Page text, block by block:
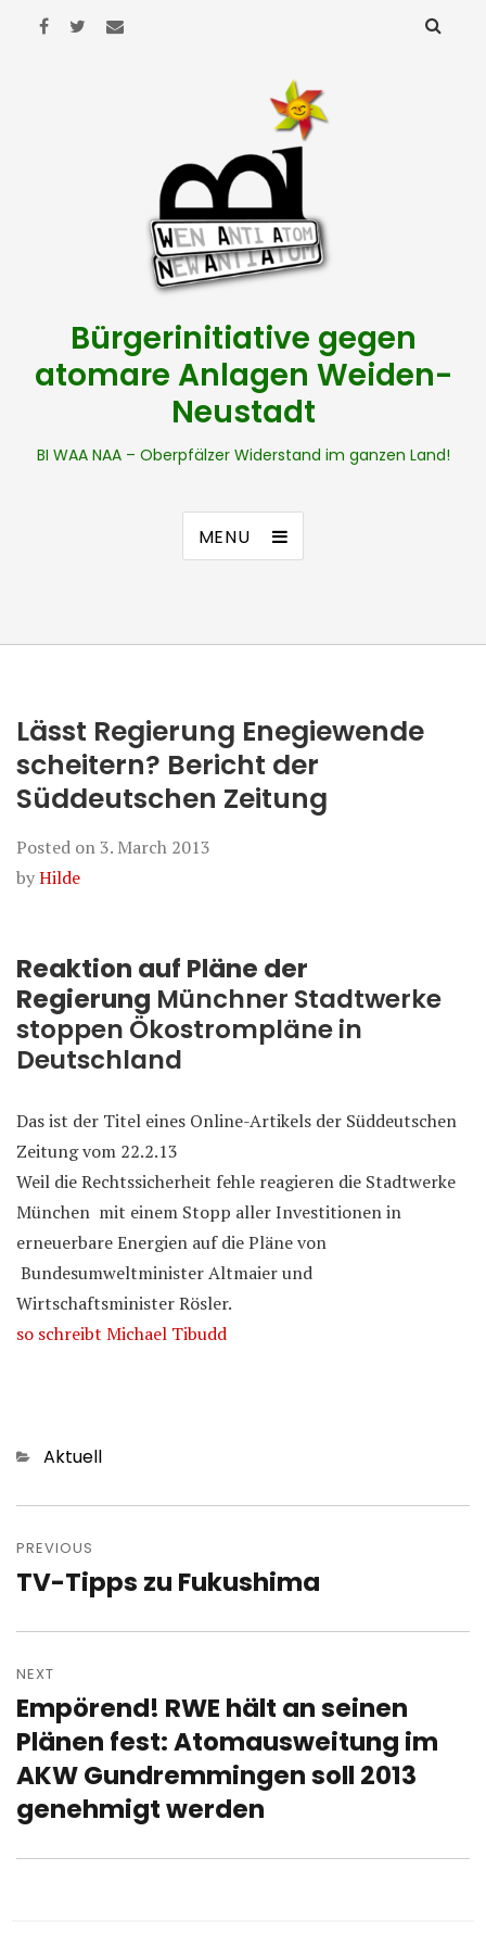
Bürgerinitiative gegen
atomare Anlagen Weiden-
Neustadt
BI WAA NAA – Oberpfälzer Widerstand im ganzen Land!
MENU
Lässt Regierung Enegiewende
scheitern? Bericht der
Süddeutschen Zeitung
Posted on 3. March 2013
byHilde
Reaktion auf Pläne der
Regierung Münchner Stadtwerke
stoppen Ökostrompläne in
Deutschland
Das ist der Titel eines Online-Artikels der Süddeutschen
Zeitung vom 22.2.13
Weil die Rechtssicherheit fehle reagieren die Stadtwerke
München mit einem Stopp aller Investitionen in
erneuerbare Energien auf die Pläne von
Bundesumweltminister Altmaier und
Wirtschaftsminister Rösler.
so schreibt Michael Tibudd
Categories
Aktuell
navigation
PREVIOUS
Previous
TV-Tipps zu Fukushima
NEXT
Next
post:
Empörend! RWE hält an seinen
Plänen fest: Atomausweitung im
AKW Gundremmingen soll 2013
genehmigt werden